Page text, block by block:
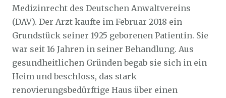
Medizinrecht des Deutschen Anwaltvereins
(DAV). Der Arzt kaufte im Februar 2018 ein
Grundstück seiner 1925 geborenen Patientin. Sie
war seit 16 Jahren in seiner Behandlung. Aus
gesundheitlichen Gründen begab sie sich in ein
Heim und beschloss, das stark
renovierungsbedürftige Haus über einen